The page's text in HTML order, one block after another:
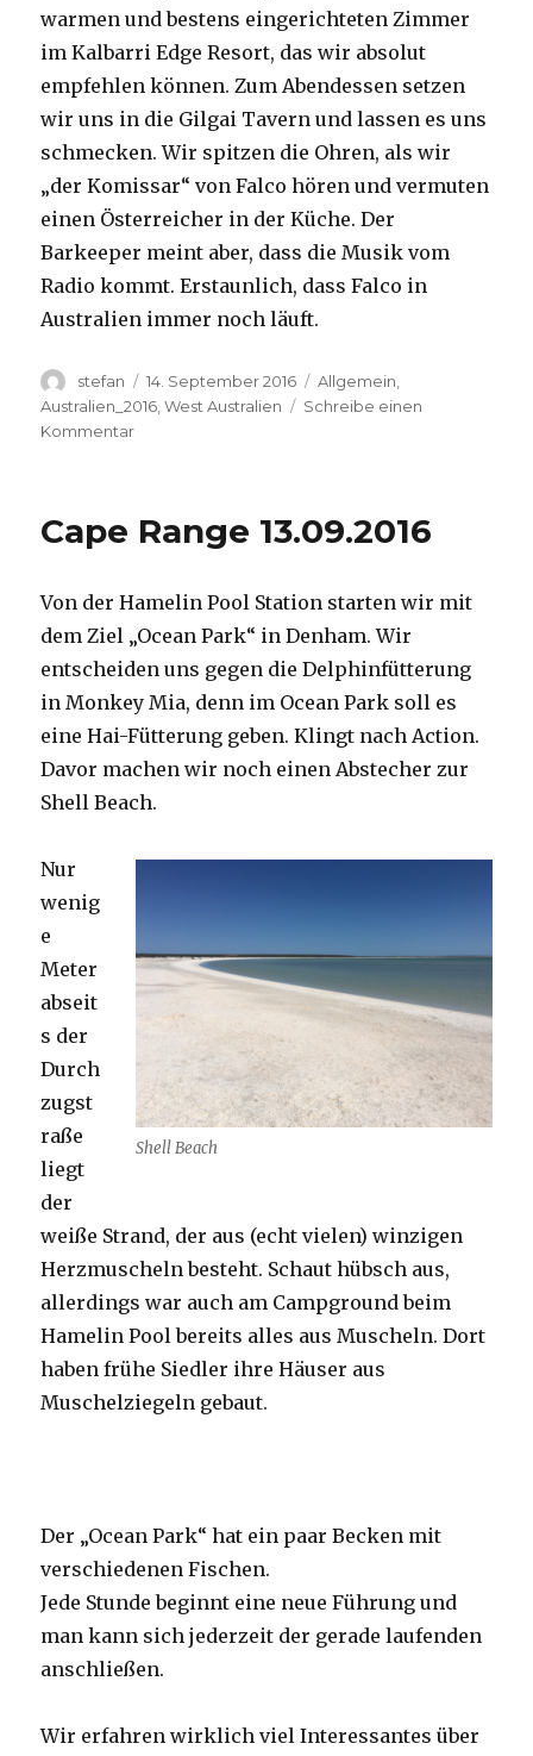
warmen und bestens eingerichteten Zimmer
im Kalbarri Edge Resort, das wir absolut
empfehlen können. Zum Abendessen setzen
wir uns in die Gilgai Tavern und lassen es uns
schmecken. Wir spitzen die Ohren, als wir
„der Komissar“ von Falco hören und vermuten
einen Österreicher in der Küche. Der
Barkeeper meint aber, dass die Musik vom
Radio kommt. Erstaunlich, dass Falco in
Australien immer noch läuft.
Autor
stefan
Veröffentlicht
am
14. September 2016 Kategorien
Allgemein
Australien_2016 ,West Australien
Schreibe einen
Kommentarzu
Cape Range 13.09.2016
Von der Hamelin Pool Station starten wir mit
dem Ziel „Ocean Park“ in Denham. Wir
entscheiden uns gegen die Delphinfütterung
in Monkey Mia, denn im Ocean Park soll es
eine Hai-Fütterung geben. Klingt nach Action.
Davor machen wir noch einen Abstecher zur
Shell Beach.
Shell Beach
Nur
wenig
e
Meter
abseit
s der
Durch
zugst
raße
liegt
der
weiße Strand, der aus (echt vielen) winzigen
Herzmuscheln besteht. Schaut hübsch aus,
allerdings war auch am Campground beim
Hamelin Pool bereits alles aus Muscheln. Dort
haben frühe Siedler ihre Häuser aus
Muschelziegeln gebaut.
Der „Ocean Park“ hat ein paar Becken mit
verschiedenen Fischen.
Jede Stunde beginnt eine neue Führung und
man kann sich jederzeit der gerade laufenden
anschließen.
Wir erfahren wirklich viel Interessantes über